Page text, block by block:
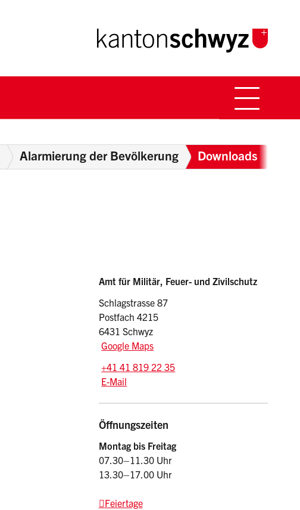
Breadcrumb
Alarmierung der Bevölkerung Downloads
Sidebar
Adresse
Amt für Militär, Feuer- und Zivilschutz
Schlagstrasse 87
Postfach 4215
6431 Schwyz
Google Maps
Tel.:
+41 41 819 22 35
E-Mail: amfz
E-Mail
Öffnungszeiten
Montag bis Freitag
07.30–11.30 Uhr
13.30–17.00 Uhr
Feiertage